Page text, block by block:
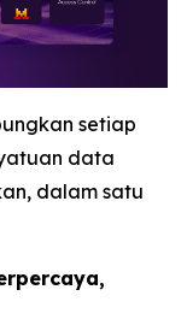
setiap
data
dalam satu